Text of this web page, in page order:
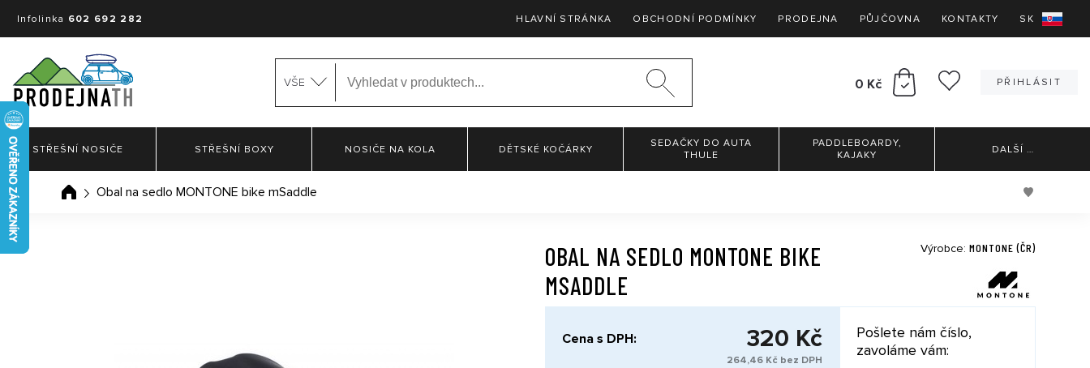
Infolinka 602 692 282 HLAVNÍ STRÁNKA OBCHODNÍ PODMÍNKY PRODEJNA PŮJČOVNA KONTAKTY SK
VŠE 0 Kč PŘIHLÁSIT
STŘEŠNÍ NOSIČE STŘEŠNÍ BOXY NOSIČE NA KOLA DĚTSKÉ KOČÁRKY
SEDAČKY DO AUTA
THULE
PADDLEBOARDY,
KAJAKY
DALŠÍ …
Obal na sedlo MONTONE bike mSaddle
OBAL NA SEDLO MONTONE BIKE
MSADDLE
Výrobce: MONTONE (ČR)
Cena s DPH: 320 Kč
264,46 Kč bez DPH
Pošlete nám číslo,
zavoláme vám: